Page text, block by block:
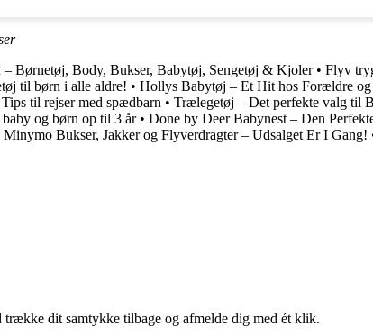
Børnetøj, Body, Bukser, Babytøj, Sengetøj & Kjoler• Flyv
til børn i alle aldre! • Hollys Babytøj – Et Hit hos Forældre
til rejser med spædbarn • Trælegetøj – Det perfekte valg til
og børn op til 3 år• Done by Deer Babynest – Den
Bukser, Jakker og Flyverdragter – Udsalget Er I Gang!
dit samtykke tilbage og afmelde dig med ét klik.